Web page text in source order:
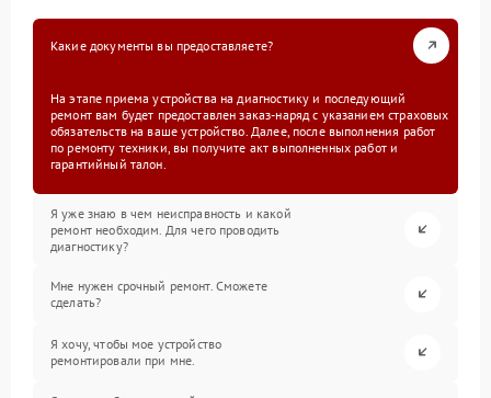
Какие документы вы предоставляете?
На этапе приема устройства на диагностику и последующий
ремонт вам будет предоставлен заказ-наряд с указанием страховых
обязательств на ваше устройство. Далее, после выполнения работ
по ремонту техники, вы получите акт выполненных работ и
гарантийный талон.
Я уже знаю в чем неисправность и какой
ремонт необходим. Для чего проводить
диагностику?
Мне нужен срочный ремонт. Сможете
сделать?
Я хочу, чтобы мое устройство
ремонтировали при мне.